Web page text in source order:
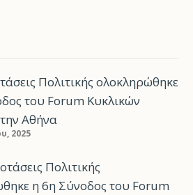
Πολιτικής ολοκληρώθηκε
του Forum Κυκλικών
Αθήνα
2025
Πολιτικής
η 6η Σύνοδος του Forum